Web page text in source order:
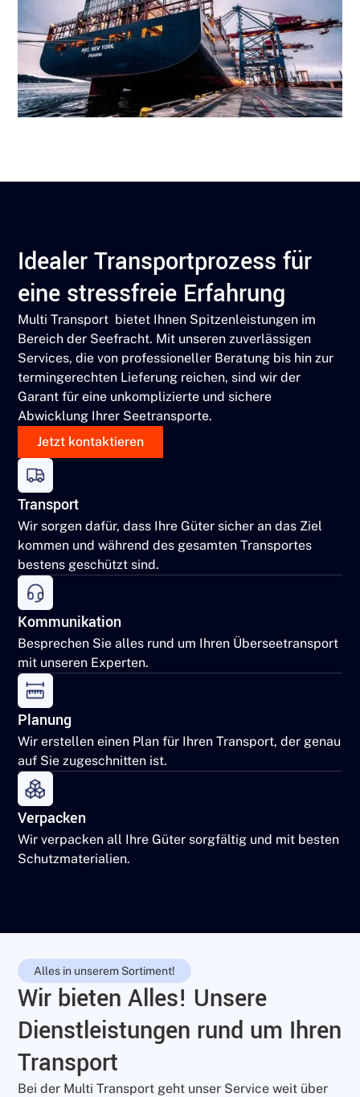
Idealer Transportprozess für
eine stressfreie Erfahrung
Multi Transport bietet Ihnen Spitzenleistungen im
Bereich der Seefracht. Mit unseren zuverlässigen
Services, die von professioneller Beratung bis hin zur
termingerechten Lieferung reichen, sind wir der
Garant für eine unkomplizierte und sichere
Abwicklung Ihrer Seetransporte.
Jetzt kontaktieren
Transport
Wir sorgen dafür, dass Ihre Güter sicher an das Ziel
kommen und während des gesamten Transportes
bestens geschützt sind.
Kommunikation
Besprechen Sie alles rund um Ihren Überseetransport
mit unseren Experten.
Planung
Wir erstellen einen Plan für Ihren Transport, der genau
auf Sie zugeschnitten ist.
Verpacken
Wir verpacken all Ihre Güter sorgfältig und mit besten
Schutzmaterialien.
Alles in unserem Sortiment!
Wir bieten Alles! Unsere
Dienstleistungen rund um Ihren
Transport
Bei der Multi Transport geht unser Service weit über